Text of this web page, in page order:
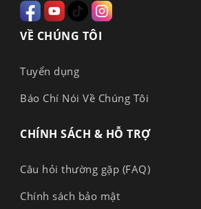
VỀ CHÚNG TÔI
Tuyển dụng
Báo Chí Nói Về Chúng Tôi
CHÍNH SÁCH & HỖ TRỢ
Câu hỏi thường gặp (FAQ)
Chính sách bảo mật